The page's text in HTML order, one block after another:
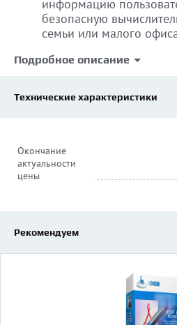
информацию
безопасную
семьи или малого
Подробное описание
Технические характеристики
Окончание
актуальности
цены
Рекомендуем